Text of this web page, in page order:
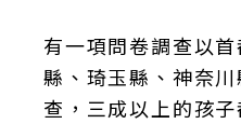
有一項問卷調查以
縣、琦玉縣、神奈
查，三成以上的孩